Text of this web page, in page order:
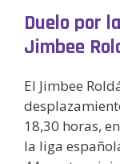
Duelo por
Jimbee
El Jimbee
18,30 horas,
la liga